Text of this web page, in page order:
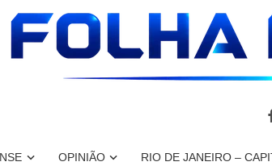
OPINIÃO RIO DE JANEIRO –